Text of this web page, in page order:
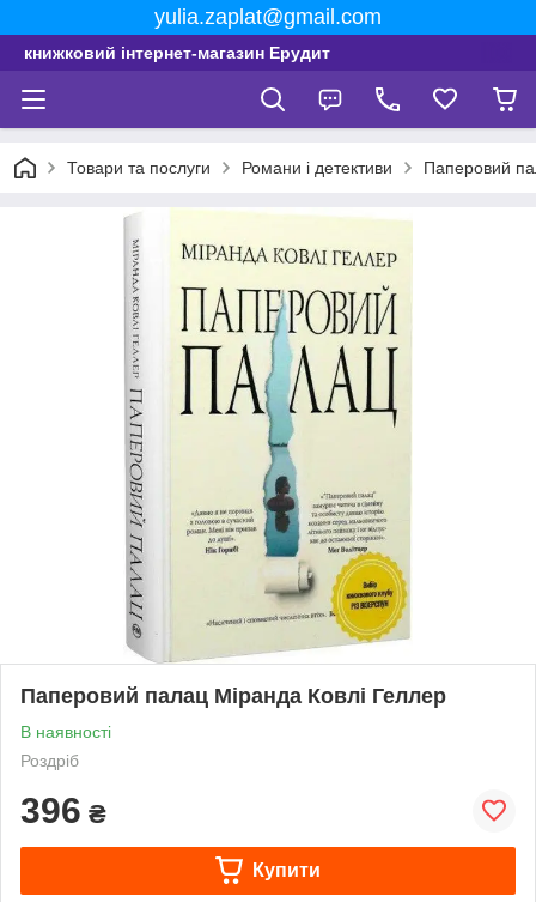
yulia.zaplat@gmail.com
книжковий інтернет-магазин Ерудит
Товари та послуги Романи і детективи Паперовий
Паперовий палац Міранда Ковлі Геллер
В наявності
Роздріб
396 ₴
Купити